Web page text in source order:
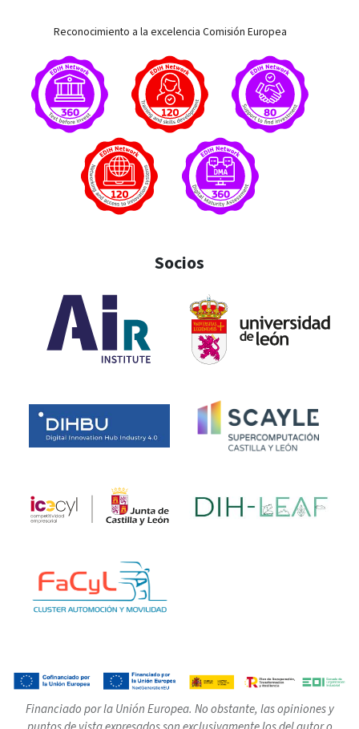
Reconocimiento a la excelencia Comisión Europea
Socios
Financiado por la Unión Europea. No obstante, las opiniones y